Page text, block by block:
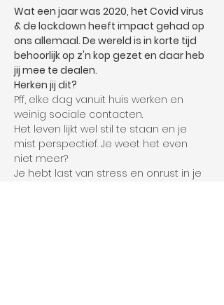
Wat een jaar was 2020, het Covid virus
& de lockdown heeft impact gehad op
ons allemaal. De wereld is in korte tijd
behoorlijk op z'n kop gezet en daar heb
jij mee te dealen.
Herken jij dit?
Pff, elke dag vanuit huis werken en
weinig sociale contacten.
Het leven lijkt wel stil te staan en je
mist perspectief. Je weet het even
niet meer?
Je hebt last van stress en onrust in je